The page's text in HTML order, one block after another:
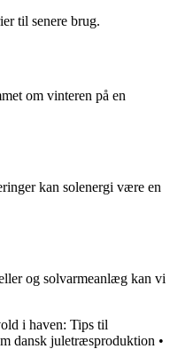
til senere brug.
om vinteren på en
kan solenergi være en
og solvarmeanlæg kan vi
i haven: Tips til
dansk juletræsproduktion •